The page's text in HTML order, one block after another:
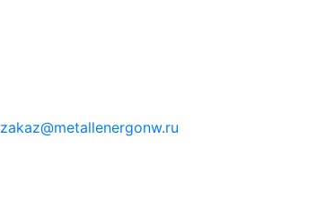
zakaz@metallenergonw.ru